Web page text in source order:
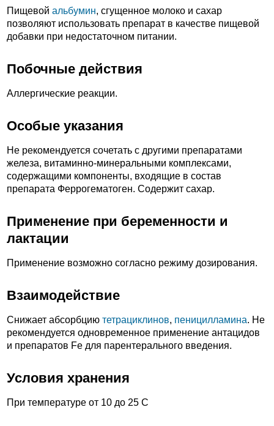
Пищевой альбумин, сгущенное молоко и сахар
позволяют использовать препарат в качестве пищевой
добавки при недостаточном питании.
Побочные действия
Аллергические реакции.
Особые указания
Не рекомендуется сочетать с другими препаратами
железа, витаминно-минеральными комплексами,
содержащими компоненты, входящие в состав
препарата Феррогематоген. Содержит сахар.
Применение при беременности и
лактации
Применение возможно согласно режиму дозирования.
Взаимодействие
Снижает абсорбцию тетрациклинов, пеницилламина. Не
рекомендуется одновременное применение антацидов
и препаратов Fe для парентерального введения.
Условия хранения
При температуре от 10 до 25 С